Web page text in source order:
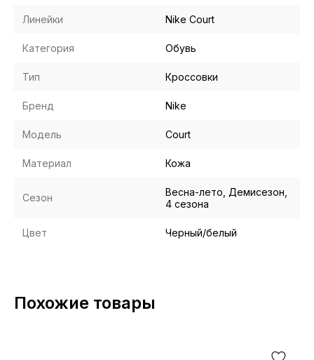
Линейки Nike Court
Категория Обувь
Тип Кроссовки
Бренд Nike
Модель Court
Материал Кожа
Сезон
Весна-лето, Демисезон,
4 сезона
Цвет Черный/белый
Похожие товары